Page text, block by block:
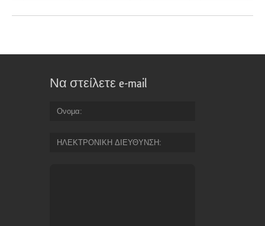
Να στείλετε e-mail
Ονομα
ΗΛΕΚΤΡΟΝΙΚΗ ΔΙΕΥΘΥΝΣΗ